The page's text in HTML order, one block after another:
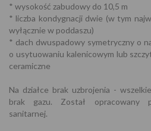
* wysokość zabudowy do 10,5 m
* liczba kondygnacji dwie (w tym
wyłącznie w poddaszu)
* dach dwuspadowy symetryczny o
o usytuowaniu kalenicowym lub
ceramiczne
Na działce brak uzbrojenia -
brak gazu. Został opracowany
sanitarnej.